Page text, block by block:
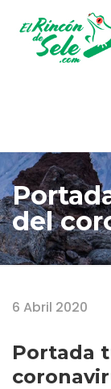
del
6 Abril 2020
Portada